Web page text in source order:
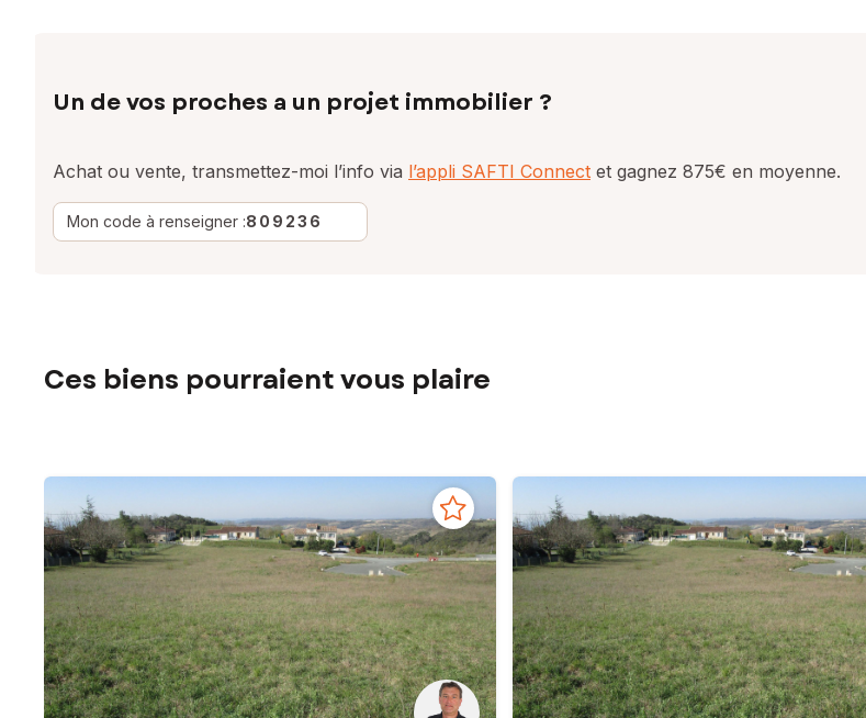
Un de vos proches a un projet immobilier ?
Achat ou vente, transmettez-moi l’info via l’appli SAFTI Connect et gagnez 875€ en moyenne.
Mon code à renseigner :809236
Ces biens pourraient vous plaire